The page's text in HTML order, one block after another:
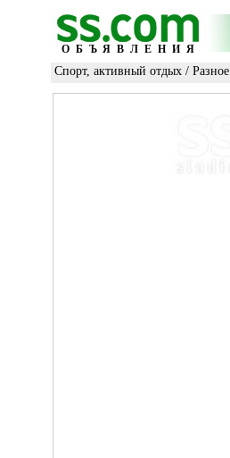
ОБЪЯВЛЕНИЯ
Спорт, активный отдых / Разное